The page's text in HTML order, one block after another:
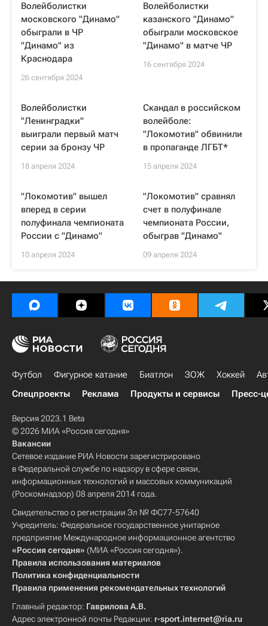
Волейболистки
московского "Динамо"
обыграли в ЧР
"Динамо" из
Краснодара
26 сентября 2024
Волейболистки
казанского "Динамо"
обыграли московское
"Динамо" в матче ЧР
16 сентября 2024
Волейболистки
"Ленинградки"
выиграли первый матч
серии за бронзу ЧР
18 апреля 2024
Скандал в российском
волейболе:
"Локомотив" обвинили
в пропаганде ЛГБТ*
15 апреля 2024
"Локомотив" вышел
вперед в серии
полуфинала чемпионата
России с "Динамо"
10 апреля 2024
"Локомотив" сравнял
счет в полуфинале
чемпионата России,
обыграв "Динамо"
09 апреля 2024
Футбол Фигурное катание Биатлон ЗОЖ Хоккей
Спецпроекты
Реклама Продукты и сервисы Пресс-
Версия 2023.1 Beta
© 2026 МИА «Россия сегодня»
Вакансии
Сетевое издание РИА Новости зарегистрировано
в Федеральной службе по надзору в сфере связи,
информационных технологий и массовых коммуникаций
(Роскомнадзор) 08 апреля 2014 года.
Свидетельство о регистрации Эл № ФС77-57640
Учредитель: Федеральное государственное унитарное
предприятие Международное информационное агентство
«Россия сегодня» (МИА «Россия сегодня»).
Правила использования материалов
Политика конфиденциальности
Правила применения рекомендательных технологий
Главный редактор: Гаврилова А.В.
Адрес электронной почты Редакции: r-sport.internet@ria.ru